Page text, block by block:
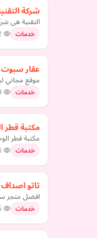
شركة
التقنية هى
خدمات
عقار سبوت
موقع مجاني
خدمات
مكتبة قطر
مكتبة قطر
خدمات
تاتو اصداف
افضل متجر
خدمات